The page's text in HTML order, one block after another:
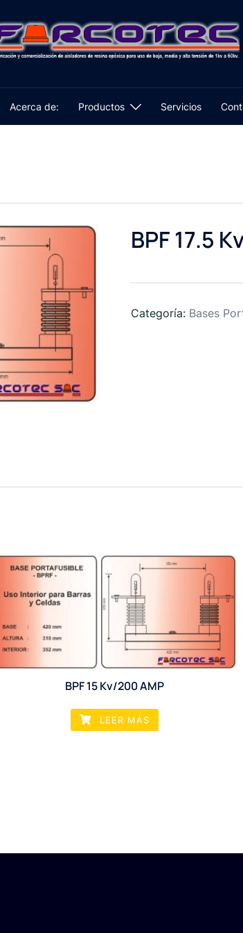
Acerca de: Productos Servicios
BPF 17.5
Categoría: Bases
BPF 15 Kv/200 AMP
LEER MÁS